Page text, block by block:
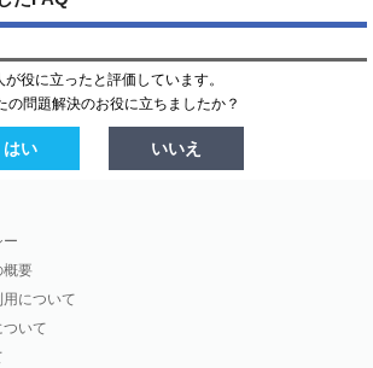
が役に立ったと評価しています。
の問題解決のお役に立ちましたか？
はい いいえ
ー
概要
について
いて